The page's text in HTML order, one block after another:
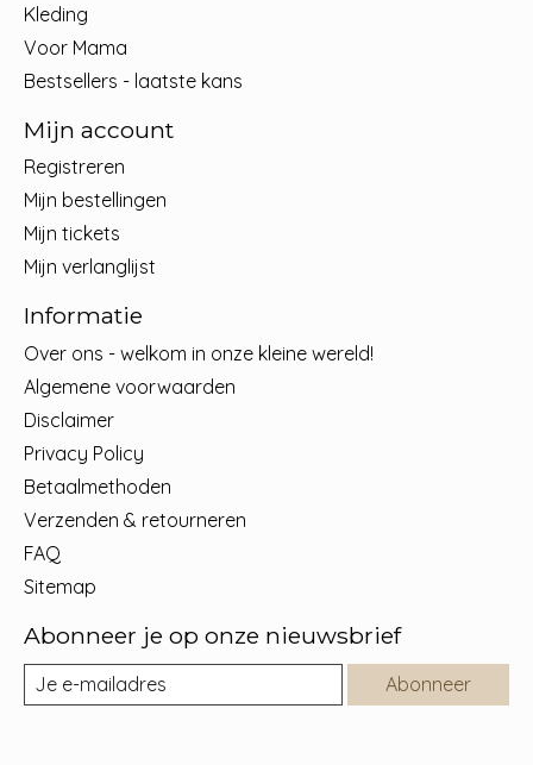
Kleding
Voor Mama
Bestsellers - laatste kans
Mijn account
Registreren
Mijn bestellingen
Mijn tickets
Mijn verlanglijst
Informatie
Over ons - welkom in onze kleine wereld!
Algemene voorwaarden
Disclaimer
Privacy Policy
Betaalmethoden
Verzenden & retourneren
FAQ
Sitemap
Abonneer je op onze nieuwsbrief
Abonneer